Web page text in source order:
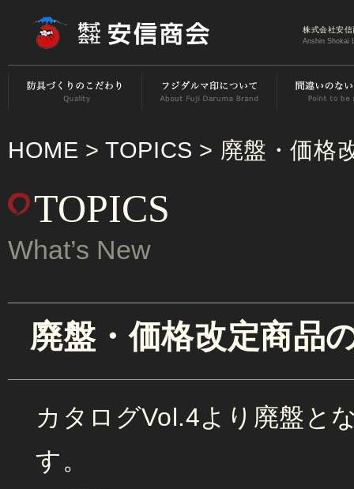
株式会社安
Anshin Shokai
HOME >TOPICS > 廃盤・価格
TOPICS
What’s New
廃盤・価格改定商品
カタログVol.4より廃盤と
す。